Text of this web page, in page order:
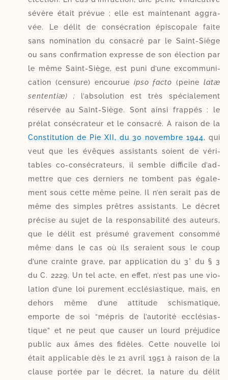
sévère était pré­vue ; elle est main­te­nant aggra­
vée. Le délit de consé­cra­tion épis­co­pale faite
sans nomi­na­tion du consa­cré par le Saint-​Siège
ou sans confir­ma­tion expresse de son élec­tion par
le même Saint-​Siège, est puni d’une excom­mu­ni­
ca­tion (cen­sure) encou­rue ipso fac­to (peine latæ
sen­ten­tiæ) ; l’ab­so­lu­tion est très spé­cia­le­ment
réser­vée au Saint-​Siège. Sont ain­si frap­pés : le
pré­lat consé­cra­teur et le consa­cré. A rai­son de la
Constitution de Pie XII, du 30 no­vembre 1944, qui
veut que les évêques assis­tants soient de véri­
tables co-​consécrateurs, il semble dif­fi­cile d’ad­
mettre que ces der­niers ne tombent pas éga­le­
ment sous cette même peine. Il n’en serait pas de
même des simples prêtres assis­tants. Le décret
pré­cise au sujet de la res­pon­sa­bi­li­té des auteurs,
que le délit est pré­su­mé gra­ve­ment consom­mé
même dans le cas où ils seraient sous le coup
d’une crainte grave, par appli­ca­tion du 3° du § 3
du C. 2229. Un tel acte, en effet, n’est pas une vio­
la­tion d’une loi pure­ment ecclésias­tique, mais, en
dehors même d’une atti­tude schis­ma­tique,
emporte de soi “mépris de l’au­torité ecclé­sias­
tique” et ne peut que cau­ser un lourd pré­ju­dice
public aux âmes des fi­dèles. Cette nou­velle loi
était appli­cable dès le 21 avril 1951 à rai­son de la
clause por­tée par le décret, la nature du délit